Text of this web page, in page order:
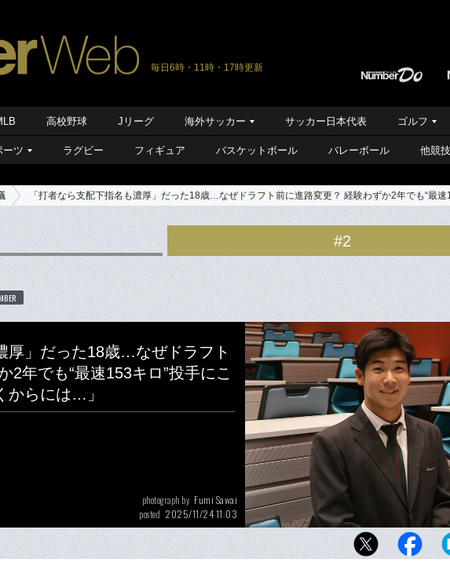
毎日6時・11時・17時更新
高校野球 Jリーグ 海外サッカー サッカー日本代表 ゴルフ
ーツ ラグビー フィギュア バスケットボール バレーボール 他競技
「打者なら支配下指名も濃厚」だった18歳…なぜドラフト前に進路変更？ 経験わずか2年でも“最
#2
厚」だった18歳…なぜドラフト
2年でも“最速153キロ”投手にこ
からには…」
photograph by Fumi Sawai
posted 2025/11/24 11:03
投手挑戦から数カ月で150キロをマークし